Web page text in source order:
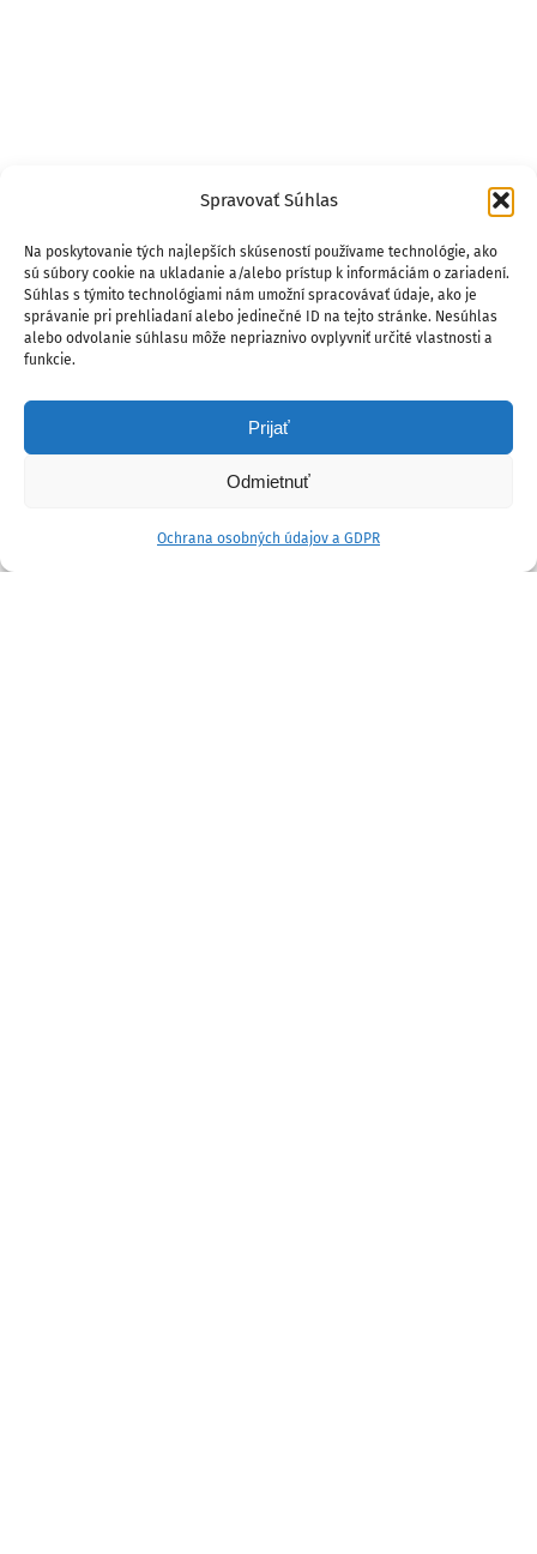
Spravovať Súhlas
Na poskytovanie tých najlepších skúseností používame technológie, ako
sú súbory cookie na ukladanie a/alebo prístup k informáciám o zariadení.
Súhlas s týmito technológiami nám umožní spracovávať údaje, ako je
správanie pri prehliadaní alebo jedinečné ID na tejto stránke. Nesúhlas
alebo odvolanie súhlasu môže nepriaznivo ovplyvniť určité vlastnosti a
funkcie.
Prijať
Odmietnuť
Ochrana osobných údajov a GDPR